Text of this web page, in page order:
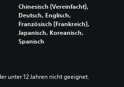
Chinesisch (Vereinfacht),
Deutsch, Englisch,
Französisch (Frankreich),
Japanisch, Koreanisch,
Spanisch
unter 12 Jahren nicht geeignet.